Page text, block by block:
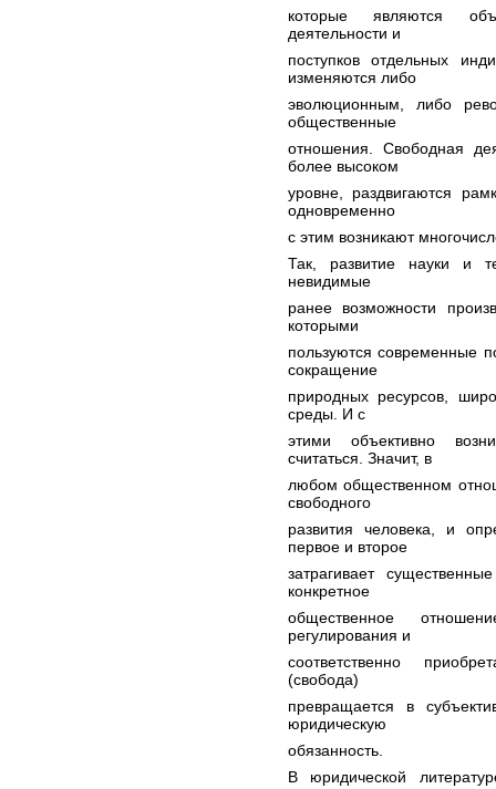
которые являются
деятельности и
поступков отдельных
изменяются либо
эволюционным, либо
общественные
отношения. Свободная
более высоком
уровне, раздвигаются
одновременно
с этим возникают
Так, развитие науки и
невидимые
ранее возможности
которыми
пользуются современные
сокращение
природных ресурсов,
среды. И с
этими объективно
считаться. Значит, в
любом общественном
свободного
развития человека, и
первое и второе
затрагивает
конкретное
общественное
регулирования и
соответственно
(свобода)
превращается в
юридическую
обязанность.
В юридической